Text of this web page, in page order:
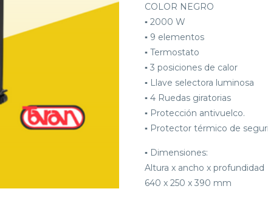
COLOR NEGRO
▪ 2000 W
▪ 9 elementos
▪ Termostato
▪ 3 posiciones de calor
▪ Llave selectora luminosa
▪ 4 Ruedas giratorias
▪ Protección antivuelco.
▪ Protector térmico de
▪ Dimensiones:
Altura x ancho x profundidad
640 x 250 x 390 mm